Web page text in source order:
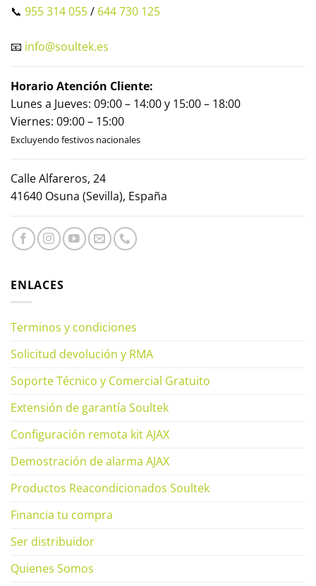
📞 955 314 055/ 644 730 125
📧 info@soultek.es
Horario Atención Cliente:
Lunes a Jueves: 09:00 – 14:00 y 15:00 – 18:00
Viernes: 09:00 – 15:00
Excluyendo festivos nacionales
Calle Alfareros, 24
41640 Osuna (Sevilla), España
ENLACES
Terminos y condiciones
Solicitud devolución y RMA
Soporte Técnico y Comercial Gratuito
Extensión de garantía Soultek
Configuración remota kit AJAX
Demostración de alarma AJAX
Productos Reacondicionados Soultek
Financia tu compra
Ser distribuidor
Quienes Somos